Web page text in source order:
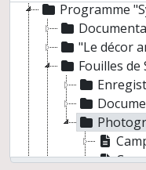
Programme
"Le décor
Fouilles de